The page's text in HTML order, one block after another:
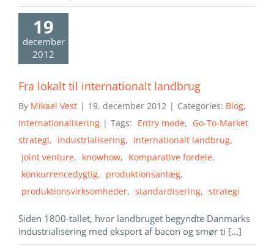
19
december
2012
Fra lokalt til internationalt landbrug
By Mikael Vest | 19. december 2012 | Categories: Blog,
Internationalisering | Tags: Entry mode, Go-To-Market
strategi, industrialisering, internationalt landbrug,
joint venture, knowhow, Komparative fordele,
konkurrencedygtig, produktionsanlæg,
produktionsvirksomheder, standardisering, strategi
Siden 1800-tallet, hvor landbruget begyndte Danmarks
industrialisering med eksport af bacon og smør ti [...]